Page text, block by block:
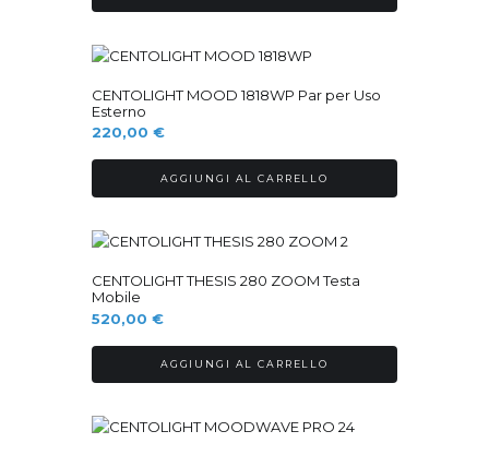
CENTOLIGHT MOOD 1818WP Par per Uso
Esterno
220,00 €
AGGIUNGI AL CARRELLO
CENTOLIGHT THESIS 280 ZOOM Testa
Mobile
520,00 €
AGGIUNGI AL CARRELLO